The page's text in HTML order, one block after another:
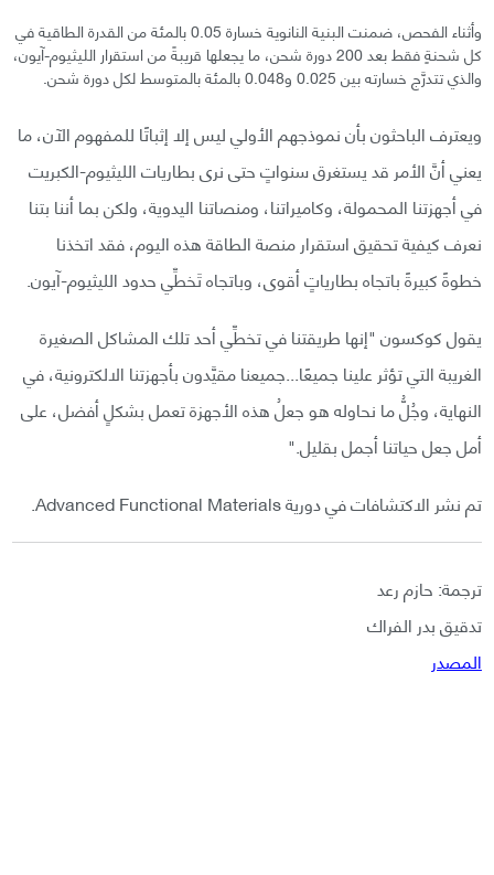
وأثناء الفحص، ضمنت البنية النانوية خسارة 0.05 بالمئة من القدرة الطاقية في
كل شحنةٍ فقط بعد 200 دورة شحن، ما يجعلها قريبةً من استقرار الليثيوم-آيون،
والذي تتدرَّج خسارته بين 0.025 و0.048 بالمئة بالمتوسط لكل دورة شحن.
ويعترف الباحثون بأن نموذجهم الأولي ليس إلا إثباتًا للمفهوم الآن، ما
يعني أنَّ الأمر قد يستغرق سنواتٍ حتى نرى بطاريات الليثيوم-الكبريت
في أجهزتنا المحمولة، وكاميراتنا، ومنصاتنا اليدوية، ولكن بما أننا بتنا
نعرف كيفية تحقيق استقرار منصة الطاقة هذه اليوم، فقد اتخذنا
خطوةً كبيرةً باتجاه بطارياتٍ أقوى، وباتجاه تَخطِّي حدود الليثيوم-آيون.
يقول كوكسون "إنها طريقتنا في تخطِّي أحد تلك المشاكل الصغيرة
الغريبة التي تؤثر علينا جميعًا...جميعنا مقيَّدون بأجهزتنا الالكترونية، في
النهاية، وجُلُّ ما نحاوله هو جعلُ هذه الأجهزة تعمل بشكلٍ أفضل، على
أمل جعل حياتنا أجمل بقليل."
تم نشر الاكتشافات في دورية Advanced Functional Materials.
ترجمة: حازم رعد
تدقيق بدر الفراك
المصدر